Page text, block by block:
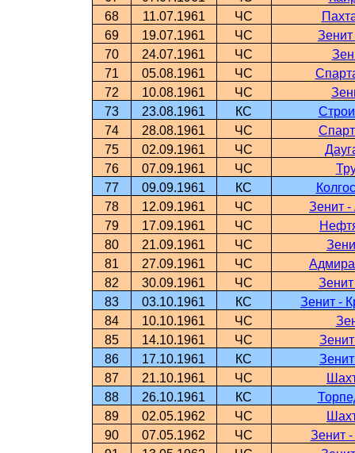
68
11.07.1961 ЧС
69
19.07.1961 ЧС
70
24.07.1961 ЧС
71
05.08.1961 ЧС
72
10.08.1961 ЧС
73
23.08.1961 КС
74
28.08.1961 ЧС
75
02.09.1961 ЧС
76
07.09.1961 ЧС
77
09.09.1961 КС
78
12.09.1961 ЧС
Зенит
79
17.09.1961 ЧС
80
21.09.1961 ЧС
81
27.09.1961 ЧС
82
30.09.1961 ЧС
83
03.10.1961 КС
Зенит -
84
10.10.1961 ЧС
85
14.10.1961 ЧС
86
17.10.1961 КС
87
21.10.1961 ЧС
88
26.10.1961 КС
89
02.05.1962 ЧС
90
07.05.1962 ЧС
Зенит